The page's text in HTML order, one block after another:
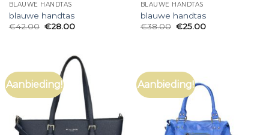
BLAUWE HANDTAS
blauwe handtas
€42.00 €28.00
BLAUWE HANDTAS
blauwe handtas
€38.00 €25.00
Aanbieding! Aanbieding!